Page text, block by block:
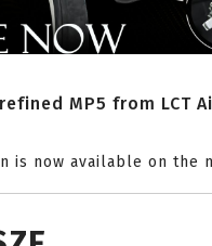
refined MP5 from LCT
is now available on the